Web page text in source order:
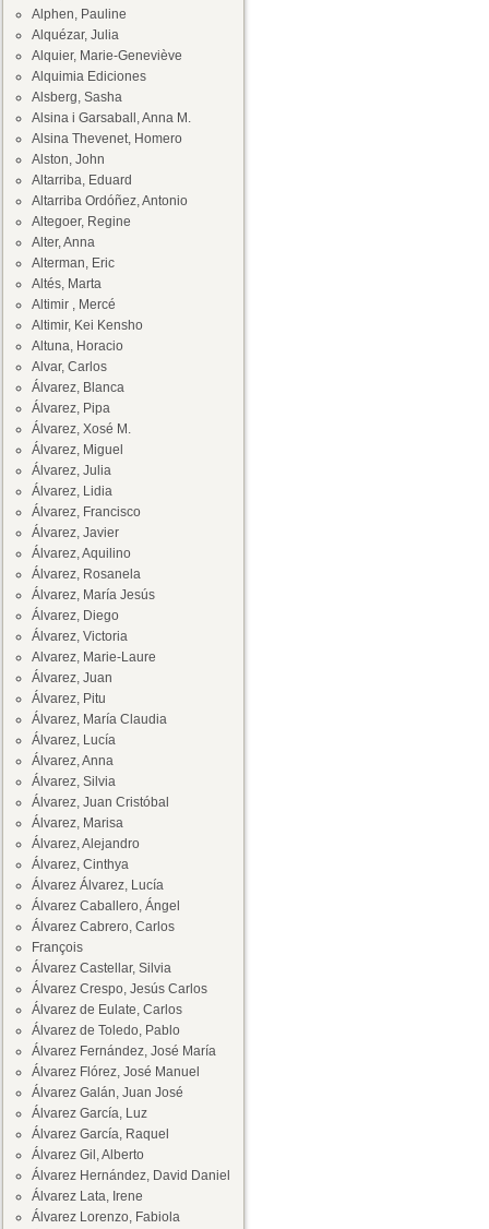
Alphen, Pauline
Alquézar, Julia
Alquier, Marie-Geneviève
Alquimia Ediciones
Alsberg, Sasha
Alsina i Garsaball, Anna M.
Alsina Thevenet, Homero
Alston, John
Altarriba, Eduard
Altarriba Ordóñez, Antonio
Altegoer, Regine
Alter, Anna
Alterman, Eric
Altés, Marta
Altimir , Mercé
Altimir, Kei Kensho
Altuna, Horacio
Alvar, Carlos
Álvarez, Blanca
Álvarez, Pipa
Álvarez, Xosé M.
Álvarez, Miguel
Álvarez, Julia
Álvarez, Lidia
Álvarez, Francisco
Álvarez, Javier
Álvarez, Aquilino
Álvarez, Rosanela
Álvarez, María Jesús
Álvarez, Diego
Álvarez, Victoria
Alvarez, Marie-Laure
Álvarez, Juan
Álvarez, Pitu
Álvarez, María Claudia
Álvarez, Lucía
Álvarez, Anna
Álvarez, Silvia
Álvarez, Juan Cristóbal
Álvarez, Marisa
Álvarez, Alejandro
Álvarez, Cinthya
Álvarez Álvarez, Lucía
Álvarez Caballero, Ángel
Álvarez Cabrero, Carlos
François
Álvarez Castellar, Silvia
Álvarez Crespo, Jesús Carlos
Álvarez de Eulate, Carlos
Álvarez de Toledo, Pablo
Álvarez Fernández, José María
Álvarez Flórez, José Manuel
Álvarez Galán, Juan José
Álvarez García, Luz
Álvarez García, Raquel
Álvarez Gil, Alberto
Álvarez Hernández, David Daniel
Álvarez Lata, Irene
Álvarez Lorenzo, Fabiola